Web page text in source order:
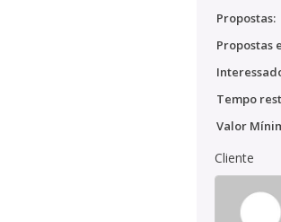
Propostas:
Propostas
Tempo
Valor
Cliente